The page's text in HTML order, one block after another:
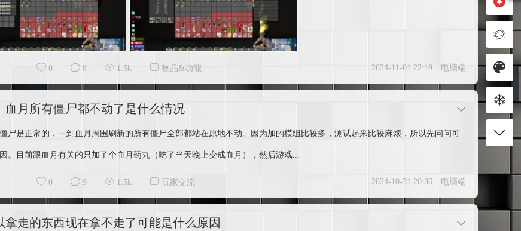
0 8 1.5k 物品&功能 2024-11-01 22:19 电脑端
血月所有僵尸都不动了是什么情况
尸是正常的，一到血月周围刷新的所有僵尸全部都站在原地不动。因为加的模组比较多，测试起来比较麻烦，所以先问问可
。目前跟血月有关的只加了个血月药丸（吃了当天晚上变成血月），然后游戏...
0 9 1.5k 玩家交流 2024-10-31 20:36 电脑端
拿走的东西现在拿不走了可能是什么原因